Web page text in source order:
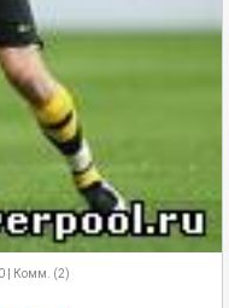
| Комм. (2)